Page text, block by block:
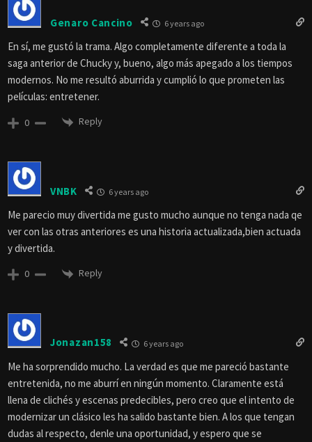
Genaro Cancino 6 years ago
En sí, me gustó la trama. Algo completamente diferente a toda la
saga anterior de Chucky y, bueno, algo más apegado a los tiempos
modernos. No me resultó aburrida y cumplió lo que prometen las
películas: entretener.
0 Reply
VNBK 6 years ago
Me parecio muy divertida me gusto mucho aunque no tenga nada qe
ver con las otras anteriores es una historia actualizada,bien actuada
y divertida.
0 Reply
Jonazan158 6 years ago
Me ha sorprendido mucho. La verdad es que me pareció bastante
entretenida, no me aburrí en ningún momento. Claramente está
llena de clichés y escenas predecibles, pero creo que el intento de
modernizar un clásico les ha salido bastante bien. A los que tengan
dudas al respecto, denle una oportunidad, y espero que se